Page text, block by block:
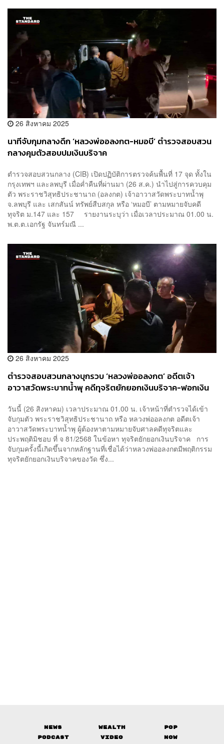
26 สิงหาคม 2025
นาทีจับกุมกลางดึก ‘หลวงพ่ออลงกต-หมอบี’ ตำรวจสอบสวน
กลางคุมตัวสอบปมเงินบริจาค
ตำรวจสอบสวนกลาง (CIB) เปิดปฏิบัติการตรวจค้นพื้นที่ 17 จุด ทั้งใน
กรุงเทพฯ และลพบุรี เมื่อค่ำคืนที่ผ่านมา (26 ส.ค.) นำไปสู่การควบคุม
ตัว พระราชวิสุทธิประชานาถ (อลงกต) เจ้าอาวาสวัดพระบาทน้ำพุ
จ.ลพบุรี และ เสกสันน์ ทรัพย์สืบสกุล หรือ ‘หมอบี’ ตามหมายจับคดี
ทุจริต ม.147 และ 157 รายงานระบุว่า เมื่อเวลาประมาณ 01.00 น.
พ.ต.ต.เอกรัฐ จันทร์มณี ...
26 สิงหาคม 2025
ตำรวจสอบสวนกลางบุกรวบ ‘หลวงพ่ออลงกต’ อดีตเจ้า
อาวาสวัดพระบาทน้ำพุ คดีทุจริตยักยอกเงินบริจาค-ฟอกเงิน
วันนี้ (26 สิงหาคม) เวลาประมาณ 01.00 น. เจ้าหน้าที่ตำรวจได้เข้า
จับกุมตัว พระราชวิสุทธิประชานาถ หรือ หลวงพ่ออลงกต อดีตเจ้า
อาวาสวัดพระบาทน้ำพุ ผู้ต้องหาตามหมายจับศาลคดีทุจริตและ
ประพฤติมิชอบ ที่ จ 81/2568 ในข้อหา ทุจริตยักยอกเงินบริจาค การ
จับกุมครั้งนี้เกิดขึ้นจากหลักฐานที่เชื่อได้ว่าหลวงพ่ออลงกตมีพฤติกรรม
ทุจริตยักยอกเงินบริจาคของวัด ซึ่ง...
News Wealth
Pop
Podcast
Video Now